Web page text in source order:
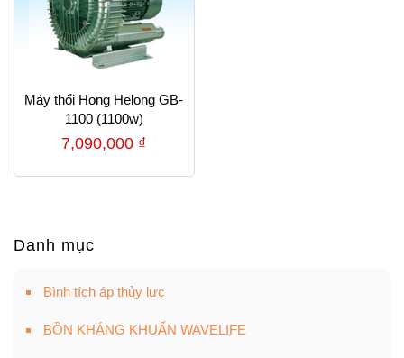
Máy thổi Hong Helong GB-
1100 (1100w)
7,090,000 ₫
Danh mục
Bình tích áp thủy lực
BỒN KHÁNG KHUẨN WAVELIFE